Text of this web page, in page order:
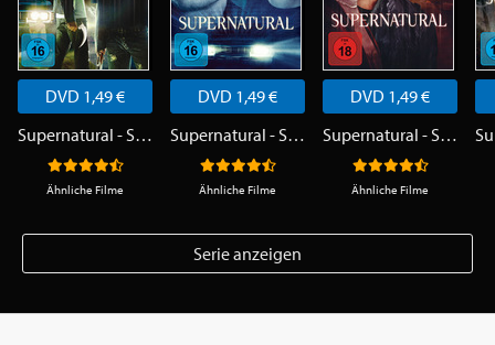
DVD 1,49 €
Supernatural - Staffel 1
Ähnliche Filme
DVD 1,49 €
Supernatural - Staffel 2
Ähnliche Filme
DVD 1,49 €
Supernatural - Staffel 3
Ähnliche Filme
Serie anzeigen